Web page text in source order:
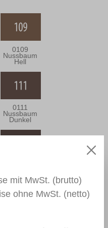
0109
Nussbaum
Hell
0111
Nussbaum
Dunkel
mit MwSt. (brutto)
ohne MwSt. (netto)